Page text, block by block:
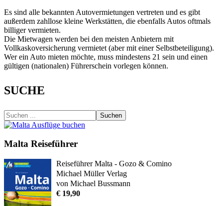
Es sind alle bekannten Autovermietungen vertreten und es gibt
außerdem zahllose kleine Werkstätten, die ebenfalls Autos oftmals
billiger vermieten.
Die Mietwagen werden bei den meisten Anbietern mit
Vollkaskoversicherung vermietet (aber mit einer Selbstbeteiligung).
Wer ein Auto mieten möchte, muss mindestens 21 sein und einen
gültigen (nationalen) Führerschein vorlegen können.
SUCHE
Suchen
Malta Reiseführer
Reiseführer Malta - Gozo & Comino
Michael Müller Verlag
von Michael Bussmann
€ 19,90